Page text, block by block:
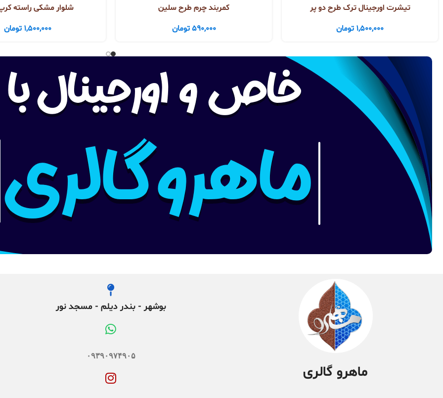
تیشرت اورجینال ترک طرح دو پر
1,500,000 تومان
کمربند چرم طرح سلین
590,000 تومان
شلوار مشکی راسته
1,500,000 تومان
ماهرو گالری
بوشهر - بندر دیلم - مسجد نور
۰۹۳۹۰۹۷۴۹۰۵